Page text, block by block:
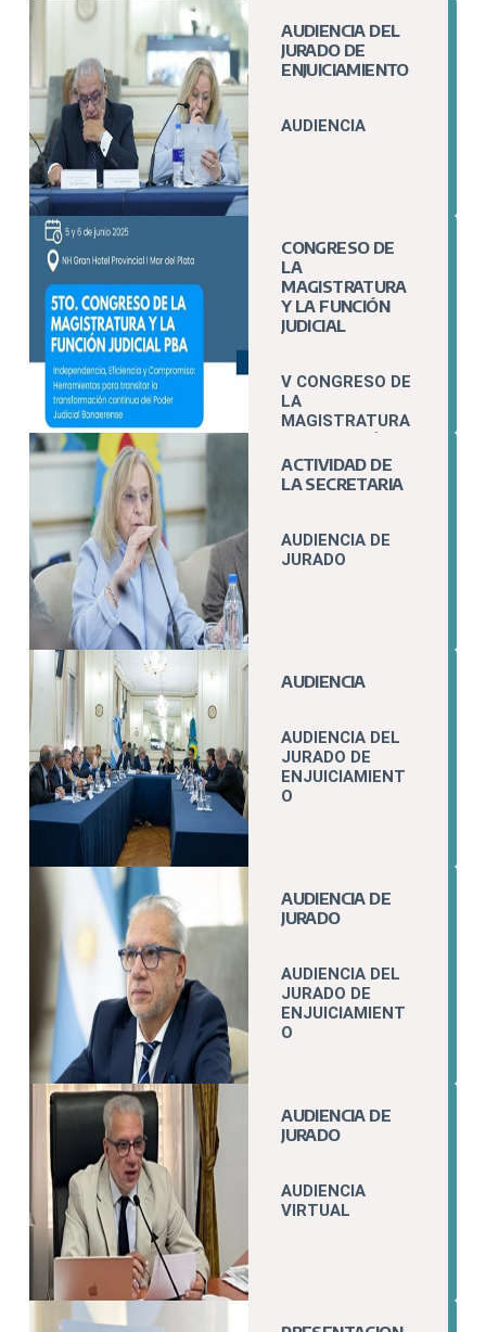
AUDIENCIA DEL
JURADO DE
ENJUICIAMIENTO
AUDIENCIA
CONGRESO DE
LA
MAGISTRATURA
Y LA FUNCIÓN
JUDICIAL
V CONGRESO DE
LA
MAGISTRATURA
JUDICIAL
ACTIVIDAD DE
LA SECRETARIA
AUDIENCIA DE
JURADO
AUDIENCIA
AUDIENCIA DEL
JURADO DE
ENJUICIAMIENT
O
AUDIENCIA DE
JURADO
AUDIENCIA DEL
JURADO DE
ENJUICIAMIENT
O
AUDIENCIA DE
JURADO
AUDIENCIA
VIRTUAL